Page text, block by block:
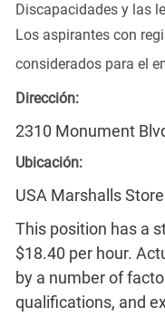
Discapacidades y las
Los aspirantes con
considerados para el
Dirección:
2310 Monument
Ubicación:
USA Marshalls
This position has a
$18.40 per hour.
by a number of
qualifications, and